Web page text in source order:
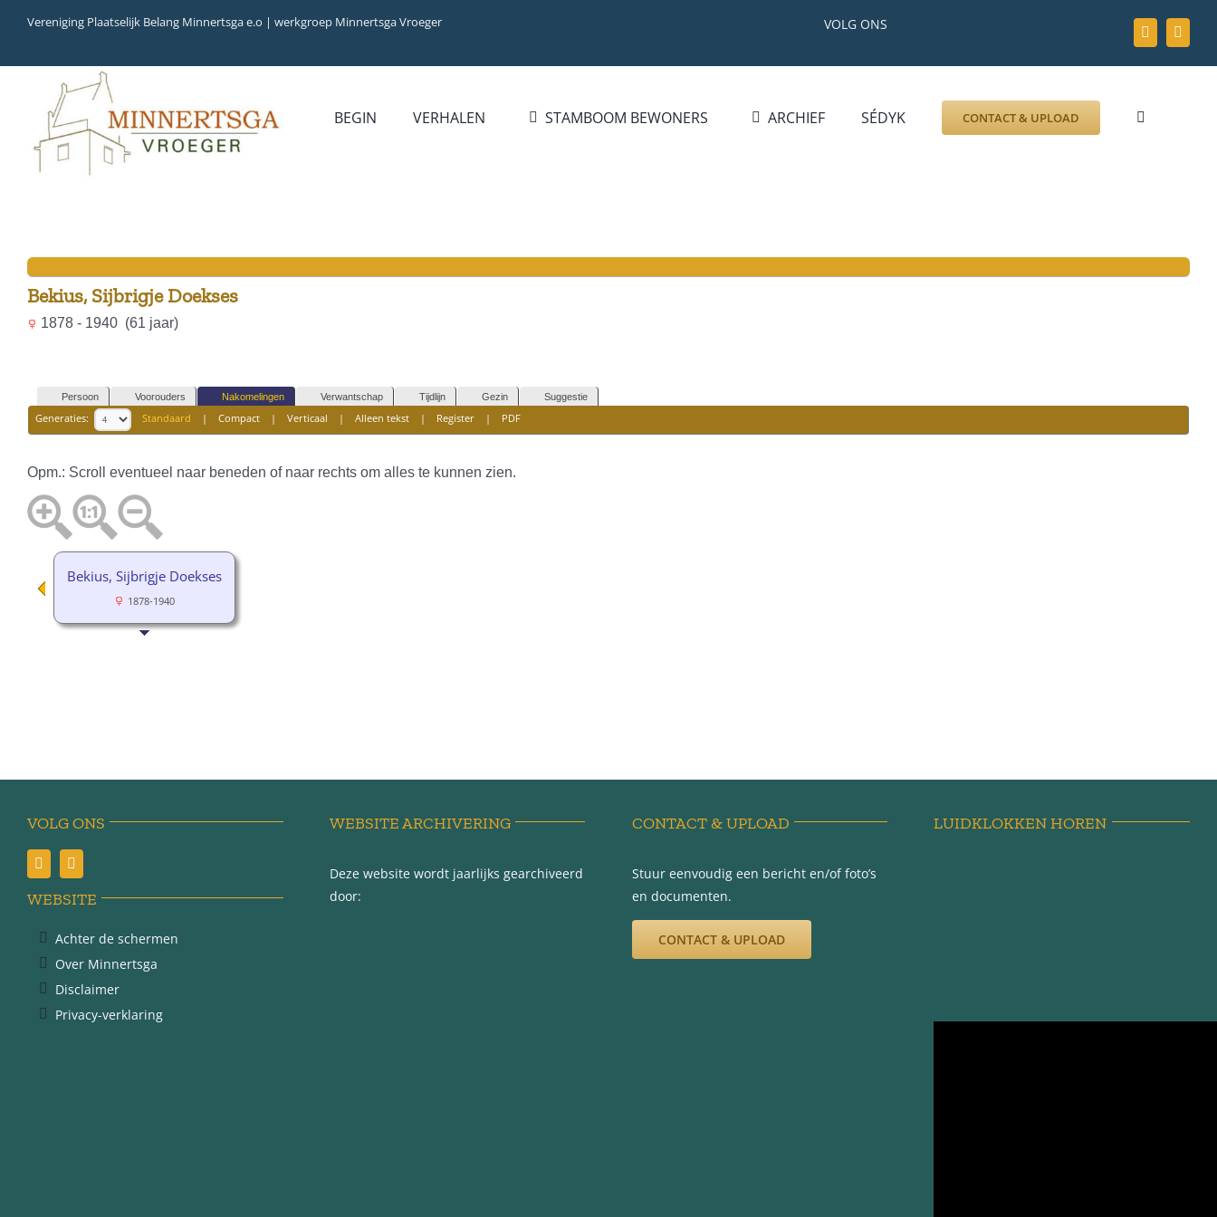
inhoud
Vereniging Plaatselijk Belang Minnertsga e.o | werkgroep Minnertsga Vroeger VOLG ONS
BEGIN VERHALEN STAMBOOM BEWONERS ARCHIEF SÉDYK CONTACT & UPLOAD
Bekius, Sijbrigje Doekses
1878 - 1940 (61 jaar)
Persoon Voorouders Nakomelingen Verwantschap Tijdlijn Gezin Suggestie
Generaties: Standaard | Compact| Verticaal | Alleen tekst| Register| PDF
Opm.: Scroll eventueel naar beneden of naar rechts om alles te kunnen zien.
Bekius, Sijbrigje Doekses
1878-1940
VOLG ONS
WEBSITE
Achter de schermen
Over Minnertsga
Disclaimer
Privacy-verklaring
WEBSITE ARCHIVERING
Deze website wordt jaarlijks gearchiveerd
door:
CONTACT & UPLOAD
Stuur eenvoudig een bericht en/of foto’s
en documenten.
CONTACT & UPLOAD
LUIDKLOKKEN HOREN